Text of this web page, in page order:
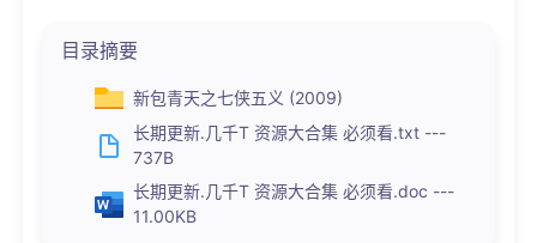
目录摘要
新包青天之七侠五义 (2009)
长期更新.几千T 资源大合集 必须看.txt ---
737B
长期更新.几千T 资源大合集 必须看.doc ---
11.00KB